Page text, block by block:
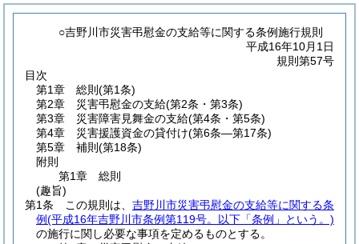
○吉野川市災害弔慰金の支給等に関する条例施行規則
平成16年10月1日
規則第57号
目次
第1章
総則 (第1条)
第2章
災害弔慰金の支給(第2条・第3条)
第3章
災害障害見舞金の支給(第4条・第5条)
第4章
災害援護資金の貸付け(第6条―第17条)
第5章
補則 (第18条)
附則
第1章
総則
(趣旨)
第1条
この規則は、 吉野川市災害弔慰金の支給等に関する条
例(平成16年吉野川市条例第119号。以下「条例」という。)
の施行に関し必要な事項を定めるものとする。